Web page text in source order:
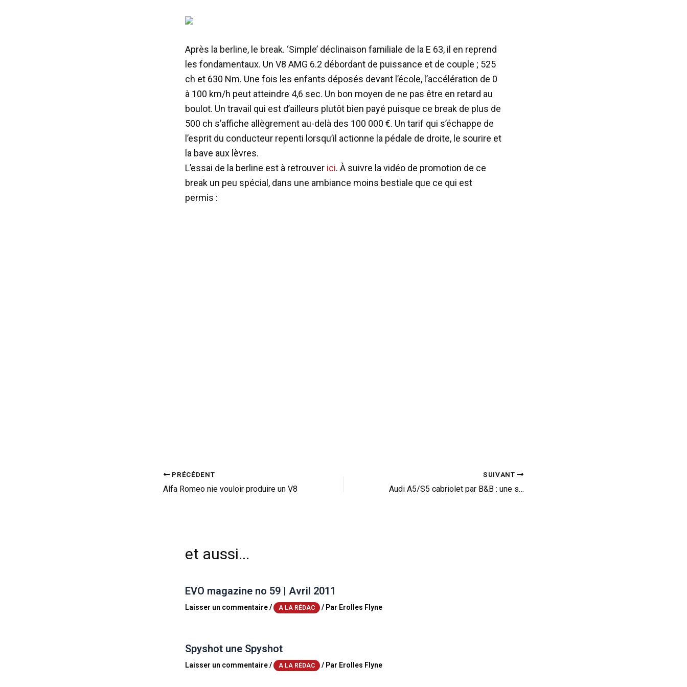
Après la berline, le break. ‘Simple’ déclinaison familiale de la E 63, il en reprend
les fondamentaux. Un V8 AMG 6.2 débordant de puissance et de couple ; 525
ch et 630 Nm. Une fois les enfants déposés devant l’école, l’accélération de 0
à 100 km/h peut atteindre 4,6 sec. Un bon moyen de ne pas être en retard au
boulot. Un travail qui est d’ailleurs plutôt bien payé puisque ce break de plus de
500 ch s’affiche allègrement au-delà des 100 000 €. Un tarif qui s’échappe de
l’esprit du conducteur repenti lorsqu’il actionne la pédale de droite, le sourire et
la bave aux lèvres.
L’essai de la berline est à retrouver ici. À suivre la vidéo de promotion de ce
break un peu spécial, dans une ambiance moins bestiale que ce qui est
permis :
PRÉCÉDENT
Alfa Romeo nie vouloir produire un V8
SUIVANT
Audi A5/S5 cabriolet par B&B : une sacré cure de vitamines
et aussi...
EVO magazine no 59 | Avril 2011
Laisser un commentaire/ A LA RÉDAC / Par Erolles Flyne
Spyshot une Spyshot
Laisser un commentaire/ A LA RÉDAC / Par Erolles Flyne